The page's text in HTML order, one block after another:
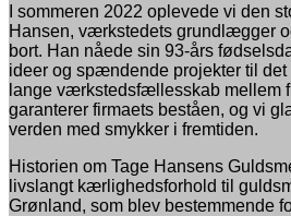
I sommeren 2022 oplevede vi den
Hansen, værkstedets grundlægger
bort. Han nåede sin 93-års
ideer og spændende projekter til det
lange værkstedsfællesskab mellem
garanterer firmaets beståen, og vi
verden med smykker i fremtiden.
Historien om Tage Hansens
livslangt kærlighedsforhold til
Grønland, som blev bestemmende